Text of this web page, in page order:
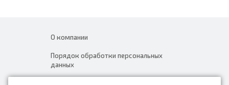
О компании
Порядок обработки персональных
данных